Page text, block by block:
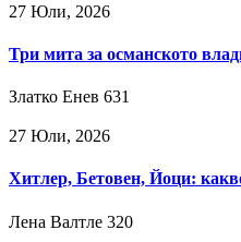
27 Юли, 2026
Три мита за османското
Златко Енев 631
27 Юли, 2026
Хитлер, Бетовен, Йоци:
Лена Валтле 320